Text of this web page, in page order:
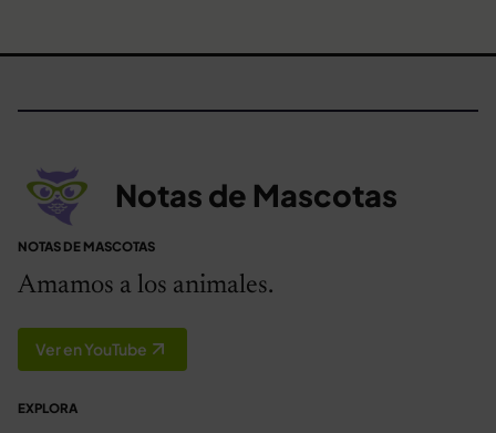
Notas de Mascotas
NOTAS DE MASCOTAS
Amamos a los animales.
Ver en YouTube
EXPLORA